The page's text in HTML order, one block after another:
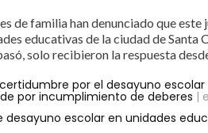
de familia han denunciado que
educativas de la ciudad de Santa
solo recibieron la respuesta
por el desayuno
por incumplimiento de deberes |
desayuno escolar en unidades